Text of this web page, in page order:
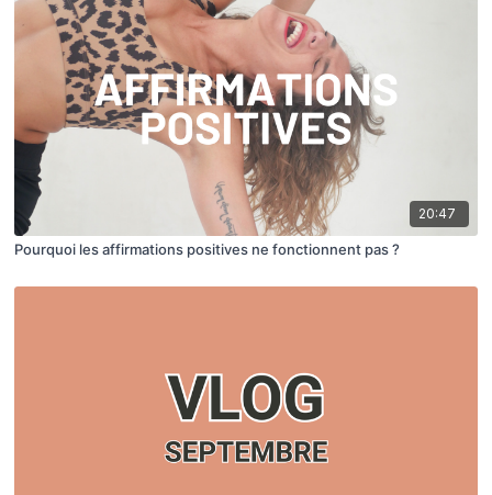
20:47
Pourquoi les affirmations positives ne fonctionnent pas ?